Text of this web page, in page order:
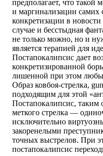
предполагает, что
и маргинализации самих
конкретизации в
случае и бесстыдная
не только можно, но и
является терапией для
Постапокалипсис дает
конкретизированной
лишенной при этом
Образ ковбоя-стрелка,
подходящим для этой
Постапокалипсис, таким
меткого стрелка —
исключительно
закоренелыми
точных выстрелов. При
постапокалипсис